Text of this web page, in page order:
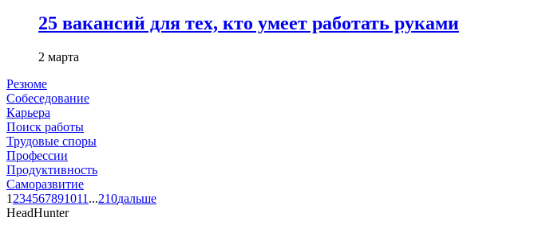
25 вакансий для тех, кто умеет работать руками
2 марта
Резюме
Собеседование
Карьера
Поиск работы
Трудовые споры
Профессии
Продуктивность
Саморазвитие
1 234567891011 ...210дальше
HeadHunter